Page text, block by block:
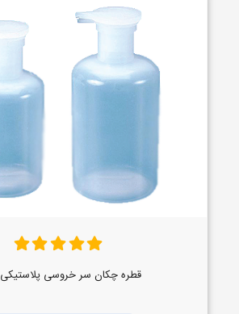
قطره چکان سر خروسی پلاستیکی ۵۶۱۲